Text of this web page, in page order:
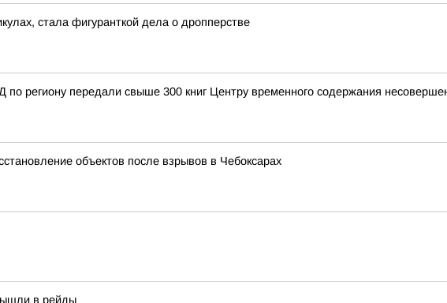
стала фигуранткой дела о дропперстве
региону передали свыше 300 книг Центру временного содержания
объектов после взрывов в Чебоксарах
в рейды